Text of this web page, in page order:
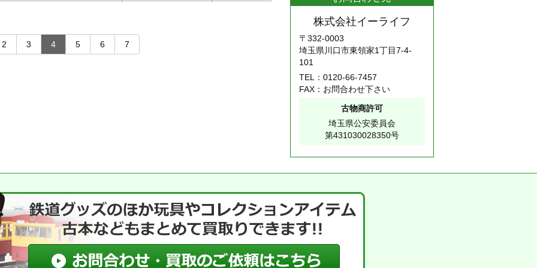
2 3 4 5 6 7
株式会社イーライフ
〒332-0003
埼玉県川口市東領家1丁目7-4-
101
TEL： 0120-66-7457
FAX：お問合わせ下さい
古物商許可
埼玉県公安委員会
第431030028350号